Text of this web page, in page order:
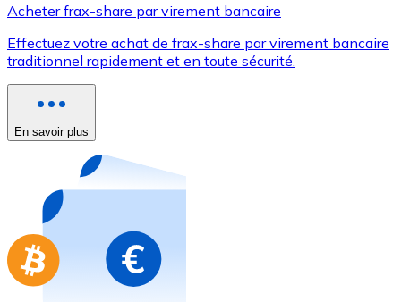
Utilisez les cartes Visa et Mastercard pour acheter
Acheter avec carte
Nouveau
Achetez des cartes-cadeaux de vos marques
Aller à la boutique de cartes-cadeaux
Acheter frax-share par virement bancaire
Effectuez votre achat de frax-share par virement bancaire
traditionnel rapidement et en toute sécurité.
En savoir plus